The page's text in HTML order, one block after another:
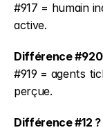
#917 = humain
active.
Différence
#919 = agents
perçue.
Différence #12 ?